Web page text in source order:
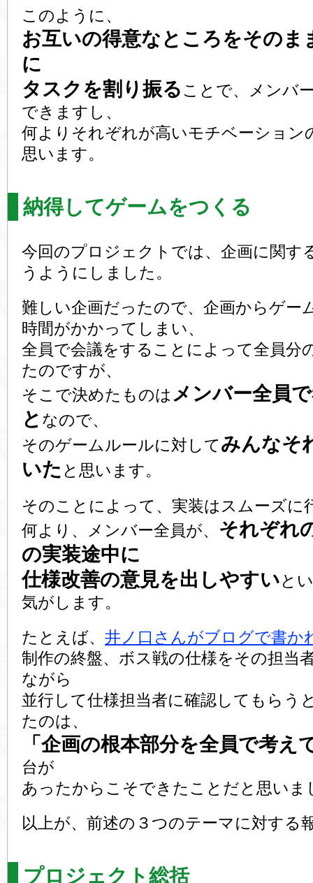
このように、
お互いの得意なところをそのま
に
タスクを割り振る ことで、メンバ
できますし、
何よりそれぞれが高いモチベーション
思います。
納得してゲームをつくる
今回のプロジェクトでは、企画に関す
うようにしました。
難しい企画だったので、企画からゲー
時間がかかってしまい、
全員で会議をすることによって全員分
たのですが、
そこで決めたものは メンバー全員
と なので、
そのゲームルールに対してみんなそ
いた と思います。
そのことによって、実装はスムーズに
何より、メンバー全員が、 それぞれ
の実装途中に
仕様改善の意見を出しやすい と
気がします。
たとえば、 井ノ口さんがブログで書か
制作の終盤、ボス戦の仕様をその担当
ながら
並行して仕様担当者に確認してもらう
たのは、
「企画の根本部分を全員で考え
台が
あったからこそできたことだと思いま
以上が、前述の３つのテーマに対する
プロジェクト総括